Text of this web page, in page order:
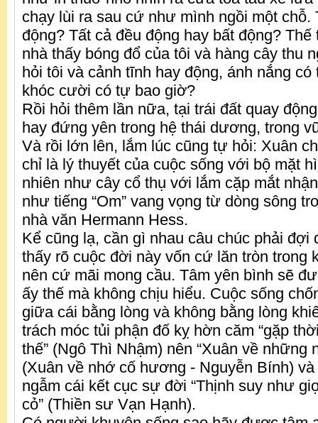
chạy lùi ra sau cứ như mình ngồi một chỗ.
động? Tất cả đều động hay bất động?
nhà thấy bóng đổ của tôi và hàng cây thu
hỏi tôi và cảnh tĩnh hay động, ánh nắng
khóc cười có tự bao giờ?
Rồi hỏi thêm lần nữa, tại trái đất quay
hay đứng yên trong hệ thái dương, trong
Và rồi lớn lên, lắm lúc cũng tự hỏi: Xuân
chỉ là lý thuyết của cuộc sống với bộ mặt
nhiên như cây cổ thụ với lắm cặp mắt
như tiếng “Om” vang vọng từ dòng sông
nhà văn Hermann Hess.
Kể cũng lạ, cần gì nhau câu chúc phải đợi
thấy rõ cuộc đời này vốn cứ lăn tròn trong
nên cứ mãi mong cầu. Tâm yên bình sẽ
ấy thế mà không chịu hiểu. Cuộc sống
giữa cái bằng lòng và không bằng lòng
trách móc tủi phận đố kỵ hờn căm “gặp
thế” (Ngô Thì Nhậm) nên “Xuân về những
(Xuân về nhớ cố hương - Nguyễn Bính)
ngẫm cái kết cục sự đời “Thịnh suy như
cỏ” (Thiền sư Vạn Hạnh).